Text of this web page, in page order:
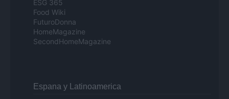
ESG 365
Food Wiki
FuturoDonna
HomeMagazine
SecondHomeMagazine
Espana y Latinoamerica